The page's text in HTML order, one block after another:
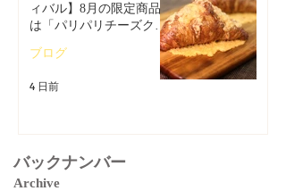
ィバル】8月の限定商品
は「パリパリチーズクロ
ブログ
4 日前
バックナンバー
Archive